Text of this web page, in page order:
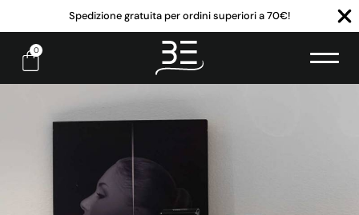
Spedizione gratuita per ordini superiori a 70€!
0